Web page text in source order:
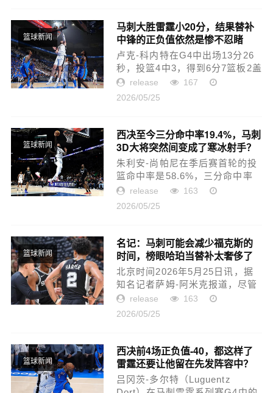
篮球新闻
马刺大胜雷霆小20分，结果替补
中锋的正负值依然是惨不忍睹
的-9？
卢克-科内特在G4中出场13分26
秒，投篮4中3，得到6分7篮板2盖
帽，还有1次犯规，正负值为-9。
大家都在说，科内特这场打得不
队...
release
167
2026/05/25
篮球新闻
西决至今三分命中率19.4%，马刺
3D大将突然间变成了寒冰射手？
朱利安-尚帕尼在季后赛首轮的投
篮命中率是58.6%，三分命中率
是61.9%，算得上是顶级投手的
水平，表现算是非常惊艳了。到
36.6%，...
release
163
2026/05/25
篮球新闻
名记：马刺可能会减少福克斯的
时间，榜眼哈珀当替补太奢侈了
北京时间2026年5月25日讯，据
知名记者萨姆-阿米克报道，尽管
圣安东尼奥马刺队目前在季后赛
中表现出色，但联盟内部已出现
管...
release
163
2026/05/25
篮球新闻
西决前4场正负值-40，都这样了
雷霆还要让他留在先发阵容中？
吕冈茨-多尔特（Luguentz